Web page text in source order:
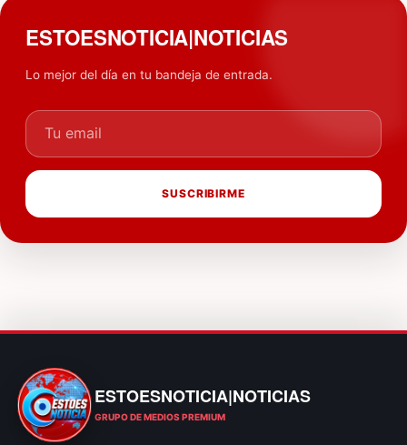
ESTOESNOTICIA|NOTICIAS
Lo mejor del día en tu bandeja de entrada.
Tu email
SUSCRIBIRME
ESTOESNOTICIA|NOTICIAS
ESTOESNOTICIA|NOTICIAS
GRUPO DE MEDIOS PREMIUM